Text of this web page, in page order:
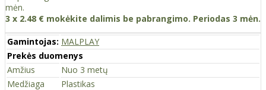
3 x 2.48 € mokėkite dalimis be pabrangimo. Periodas 3 mėn.
Gamintojas: MALPLAY
Prekės duomenys
Amžius
Nuo 3 metų
Medžiaga
Plastikas